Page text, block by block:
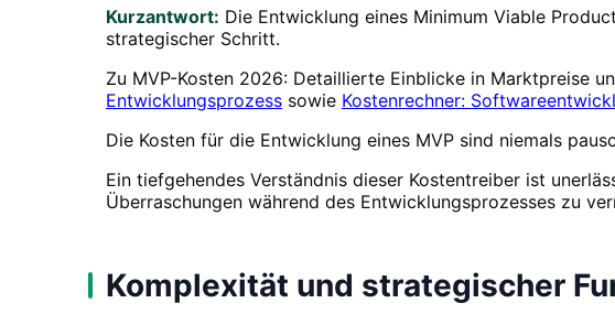
Kurzantwort: Die Entwicklung eines Minimum Viable
strategischer Schritt.
Zu MVP-Kosten 2026: Detaillierte Einblicke in Marktpreise
Entwicklungsprozess sowie Kostenrechner:
Die Kosten für die Entwicklung eines MVP sind niemals
Ein tiefgehendes Verständnis dieser Kostentreiber ist
Überraschungen während des Entwicklungsprozesses zu
Komplexität und strategischer